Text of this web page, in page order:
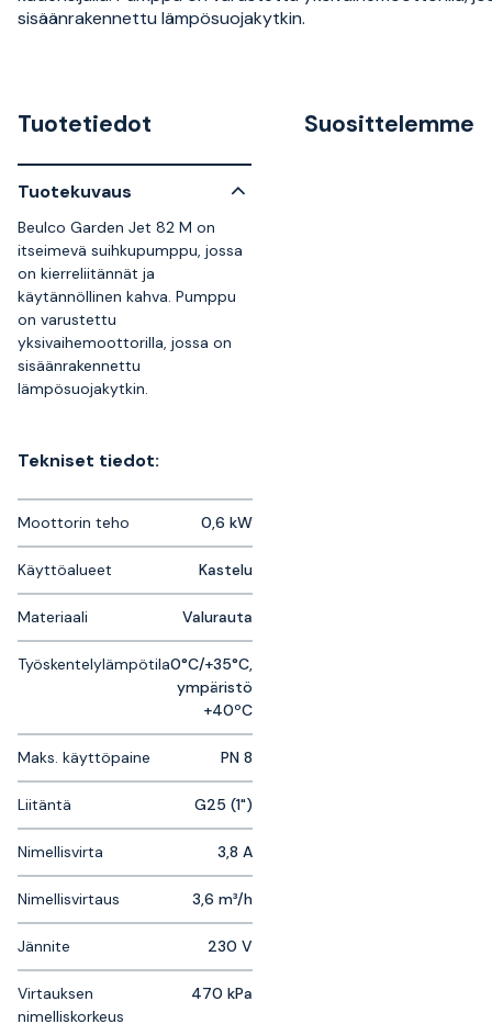
sisäänrakennettu lämpösuojakytkin.
Tuotetiedot
Tuotekuvaus
Beulco Garden Jet 82 M on
itseimevä suihkupumppu, jossa
on kierreliitännät ja
käytännöllinen kahva. Pumppu
on varustettu
yksivaihemoottorilla, jossa on
sisäänrakennettu
lämpösuojakytkin.
Tekniset tiedot:
Moottorin teho 0,6 kW
Käyttöalueet Kastelu
Materiaali Valurauta
Työskentelylämpötila0°C/+35°C,
ympäristö
+40ºC
Maks. käyttöpaine PN 8
Liitäntä G25 (1")
Nimellisvirta 3,8 A
Nimellisvirtaus 3,6 m³/h
Jännite 230 V
Virtauksen
nimelliskorkeus
470 kPa
Suosittelemme